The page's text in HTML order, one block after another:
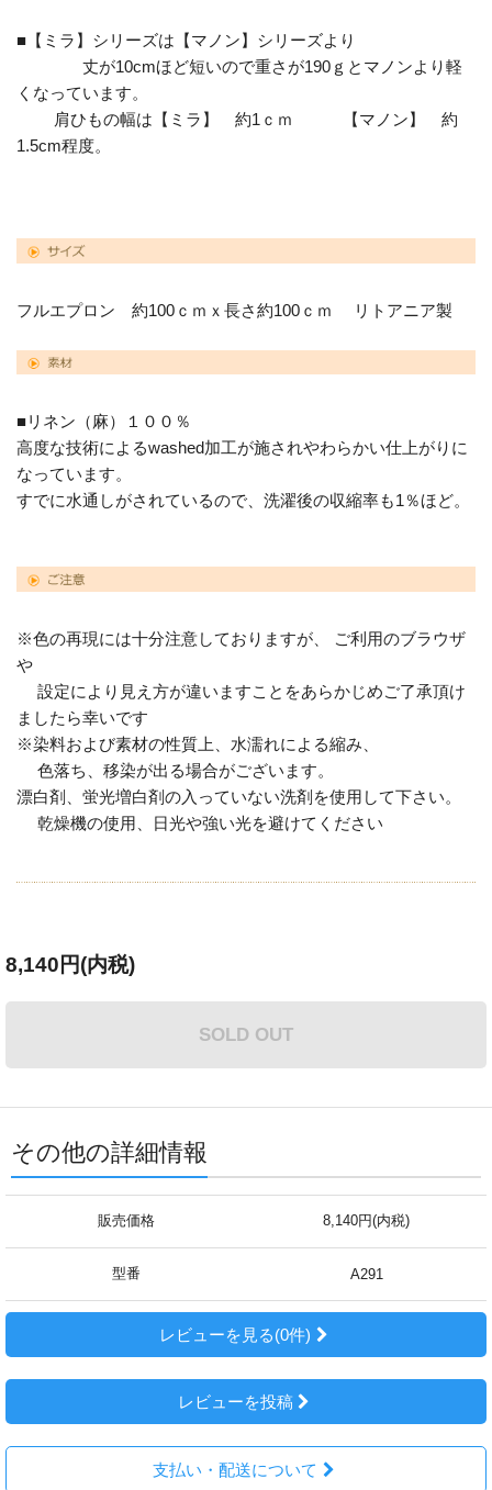
■【ミラ】シリーズは【マノン】シリーズより
丈が10cmほど短いので重さが190ｇとマノンより軽
くなっています。
肩ひもの幅は【ミラ】 約1ｃｍ 【マノン】 約
1.5cm程度。
フルエプロン 約100ｃｍｘ長さ約100ｃｍ リトアニア製
■リネン（麻）１００％
高度な技術によるwashed加工が施されやわらかい仕上がりに
なっています。
すでに水通しがされているので、洗濯後の収縮率も1％ほど。
※色の再現には十分注意しておりますが、 ご利用のブラウザ
や
設定により見え方が違いますことをあらかじめご了承頂け
ましたら幸いです
※染料および素材の性質上、水濡れによる縮み、
色落ち、移染が出る場合がございます。
漂白剤、蛍光増白剤の入っていない洗剤を使用して下さい。
乾燥機の使用、日光や強い光を避けてください
8,140円(内税)
SOLD OUT
その他の詳細情報
販売価格 8,140円(内税)
型番 A291
レビューを見る(0件)
レビューを投稿
支払い・配送について